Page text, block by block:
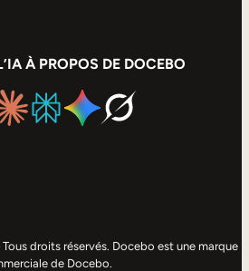
À PROPOS DE DOCEBO
droits réservés. Docebo est une marque
de Docebo.